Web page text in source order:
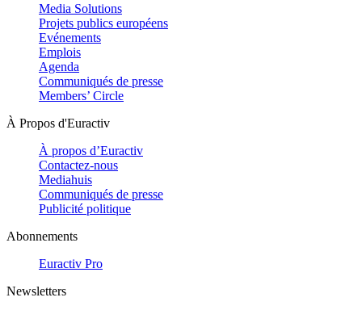
Media Solutions
Projets publics européens
Evénements
Emplois
Agenda
Communiqués de presse
Members’ Circle
À Propos d'Euractiv
À propos d’Euractiv
Contactez-nous
Mediahuis
Communiqués de presse
Publicité politique
Abonnements
Euractiv Pro
Newsletters